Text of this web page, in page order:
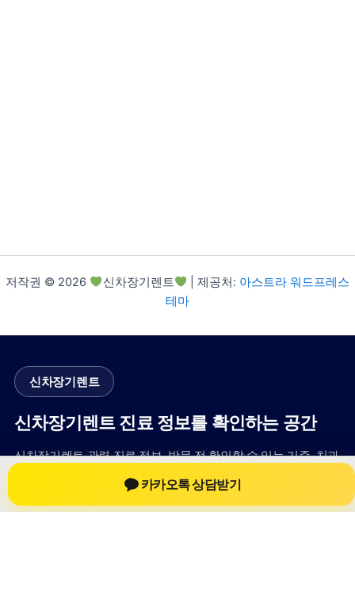
저작권 © 2026 신차장기렌트 | 제공처: 아스트라 워드프레스
테마
신차장기렌트
신차장기렌트 진료 정보를 확인하는 공간
신차장기렌트 관련 진료 정보, 방문 전 확인할 수 있는 기준, 치과
선택 시 참고할 수 있는 내용을 sbstaffing4all.com 안에서 확인할
수 있도록 구성했습니다. 본 사이트의 내용은 일반 정보 제공을
카카오톡 상담받기